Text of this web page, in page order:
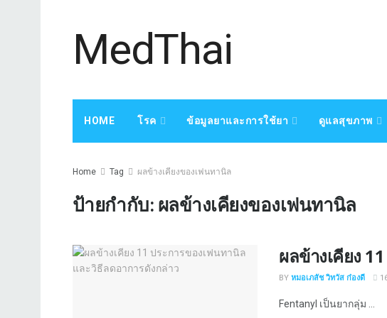
MedThai
HOME โรค ข้อมูลยาและการใช้ยา ดูแลสุขภาพ
Home Tag ผลข้างเคียงของเฟนทานิล
ป้ายกำกับ: ผลข้างเคียงของเฟนทานิล
ผลข้างเคียง
BY หมอเภสัช วิทวัส ก๋องดี
Fentanyl เป็นยากลุ่ม ...